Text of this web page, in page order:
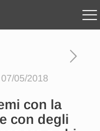
07/05/2018
con la
con degli